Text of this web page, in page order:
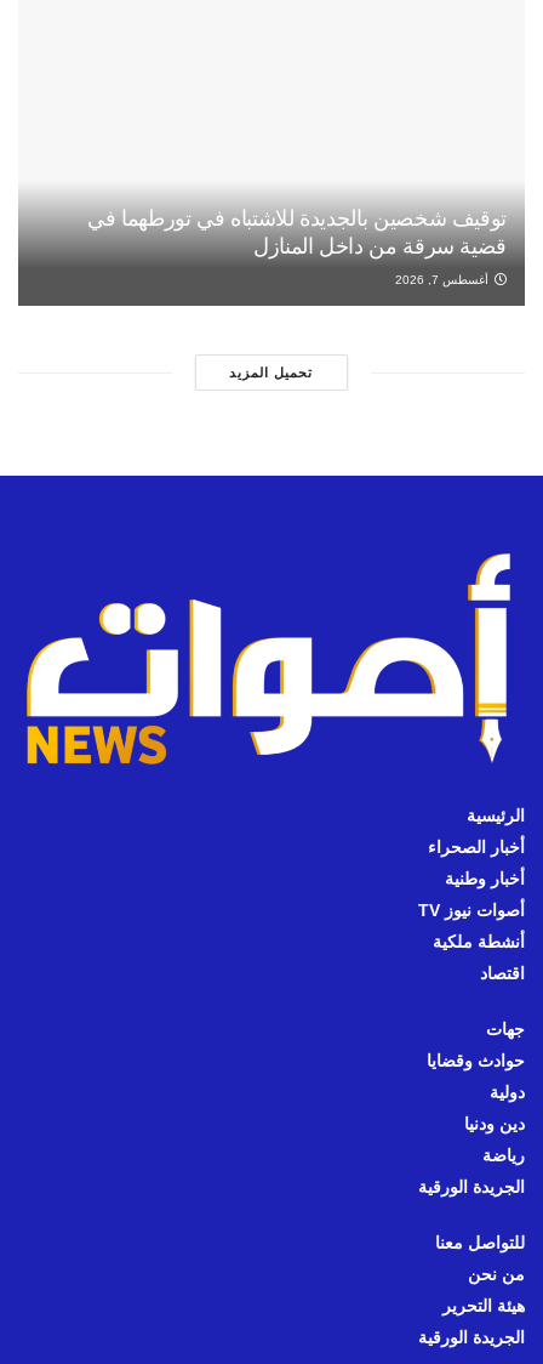
توقيف شخصين بالجديدة للاشتباه في تورطهما في
قضية سرقة من داخل المنازل
أغسطس 7, 2026
تحميل المزيد
الرئيسية
أخبار الصحراء
أخبار وطنية
أصوات نيوز TV
أنشطة ملكية
اقتصاد
جهات
حوادث وقضايا
دولية
دين ودنيا
رياضة
الجريدة الورقية
للتواصل معنا
من نحن
هيئة التحرير
الجريدة الورقية